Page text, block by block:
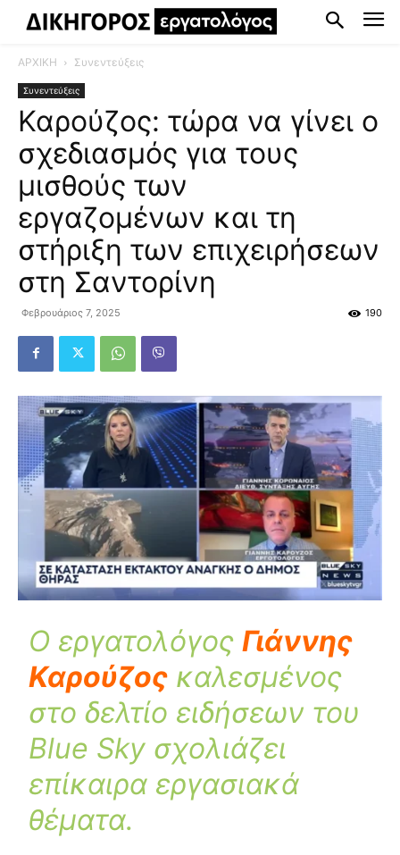
ΑΡΧΙΚΗ Συνεντεύξεις
Συνεντεύξεις
Καρούζος: τώρα να γίνει ο
σχεδιασμός για τους
μισθούς των
εργαζομένων και τη
στήριξη των επιχειρήσεων
στη Σαντορίνη
Φεβρουάριος 7, 2025 190
Ο εργατολόγοςΓιάννης
Καρούζος καλεσμένος
στο δελτίο ειδήσεων του
Blue Sky σχολιάζει
επίκαιρα εργασιακά
θέματα.